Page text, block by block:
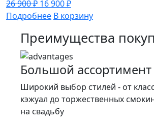
26 900₽ Первоначальная
цена
26
900 ₽.
16 900₽Текущая
цена:
900 ₽.
Подробнее В корзину
Преимущества
Большой ассортимент
Широкий выбор стилей - от
кэжуал до торжественных
на свадьбу